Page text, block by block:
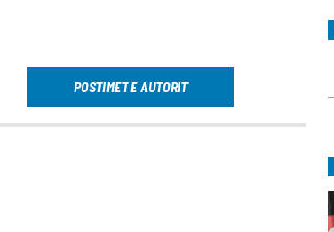
POSTIMET E AUTORIT